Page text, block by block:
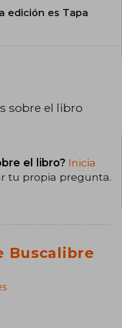
edición es Tapa
sobre el libro
el libro? Inicia
tu propia pregunta.
Buscalibre